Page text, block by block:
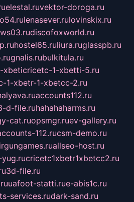
elestal.ruvektor-doroga.ru
lenasever.rulovinskix.ru
discofoxworld.ru
hostel65.ruliura.ruglasspb.ru
gnalis.rubulkitula.ru
xbeticricetc-1-xbetti-5.ru
1-xbetr-1-xbetcc-2.ru
accounts112.ru
d-file.ruhahahaharms.ru
cat.ruopsmgr.ruev-gallery.ru
112.rucsm-demo.ru
allseo-host.ru
cricetc1xbetr1xbetcc2.ru
3d-file.ru
uafoot-statti.rue-abis1c.ru
services.rudark-sand.ru